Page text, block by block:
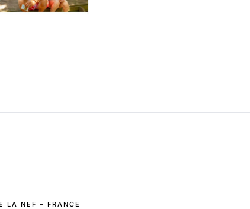
LA NEF – FRANCE